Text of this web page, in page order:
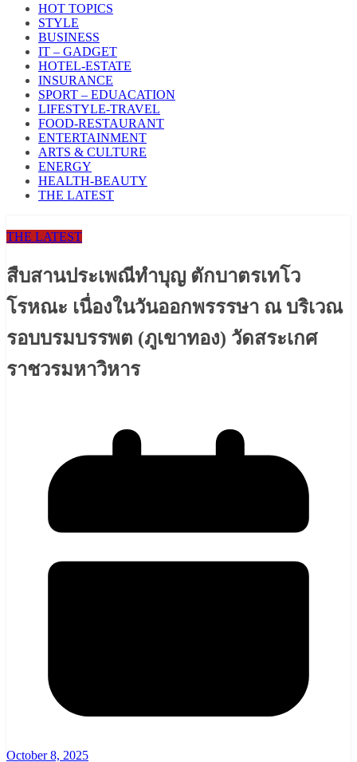
HOT TOPICS
STYLE
BUSINESS
IT – GADGET
HOTEL-ESTATE
INSURANCE
SPORT – EDUACATION
LIFESTYLE​-TRAVEL​
FOOD-RESTAURANT
ENTERTAINMENT
ARTS & CULTURE
ENERGY
HEALTH​-BEAUTY
THE LATEST
THE LATEST
สืบสานประเพณีทำบุญ ตักบาตรเทโว
โรหณะ เนื่องในวันออกพรรรษา ณ บริเวณ
รอบบรมบรรพต (ภูเขาทอง) วัดสระเกศ
ราชวรมหาวิหาร
October 8, 2025